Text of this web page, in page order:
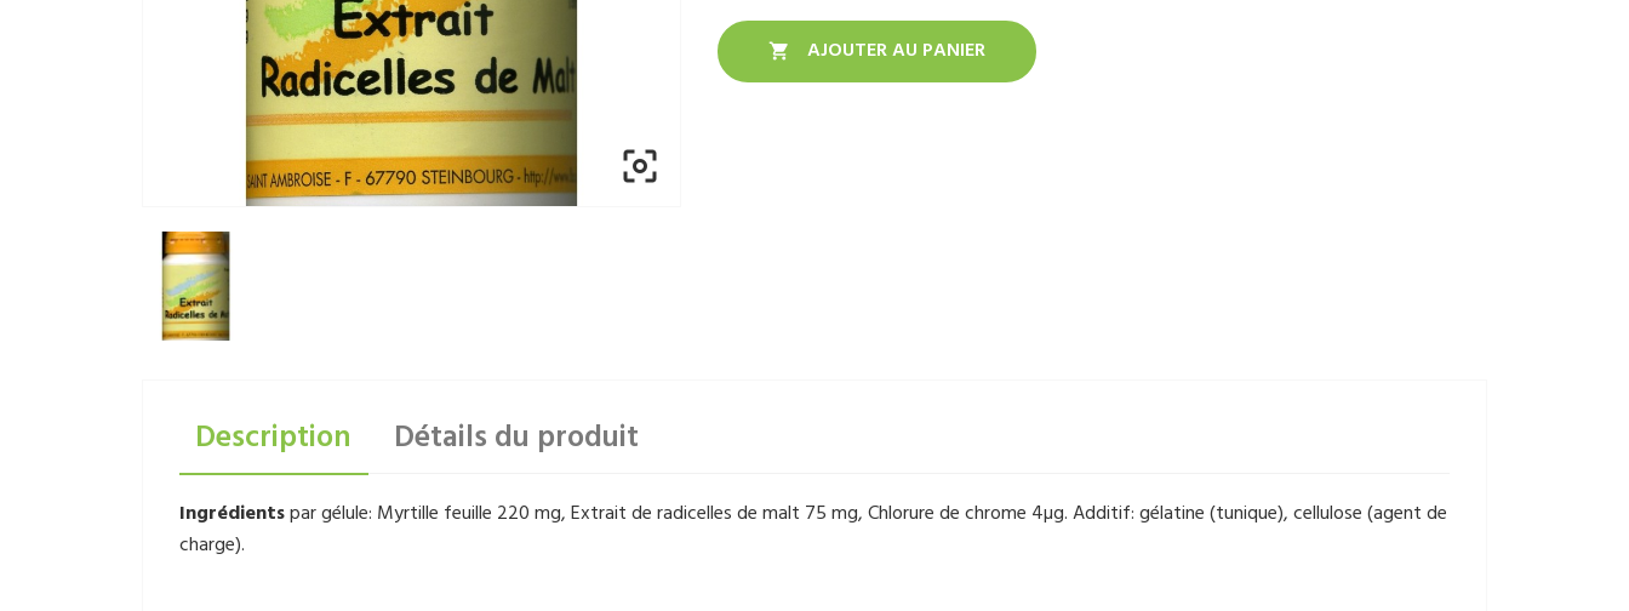

 AJOUTER AU PANIER
Description Détails du produit
Ingrédientspar gélule: Myrtille feuille 220 mg, Extrait de radicelles de malt 75 mg, Chlorure de chrome 4µg. Additif: gélatine (tunique), cellulose (agent de
charge).